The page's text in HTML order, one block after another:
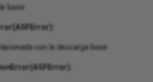
base
con la descarga base